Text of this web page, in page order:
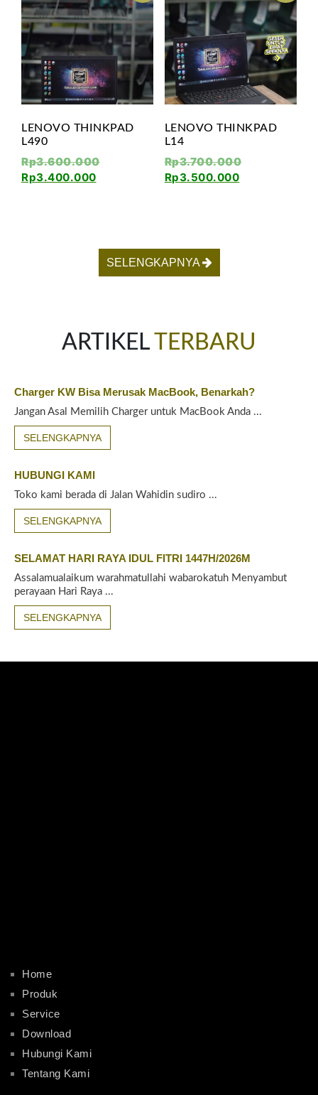
LENOVO THINKPAD
L490
Rp3.600.000
Rp3.400.000
LENOVO THINKPAD
L14
Rp3.700.000
Rp3.500.000
SELENGKAPNYA
ARTIKELTERBARU
Charger KW Bisa Merusak MacBook, Benarkah?
Jangan Asal Memilih Charger untuk MacBook Anda ...
SELENGKAPNYA
HUBUNGI KAMI
Toko kami berada di Jalan Wahidin sudiro ...
SELENGKAPNYA
SELAMAT HARI RAYA IDUL FITRI 1447H/2026M
Assalamualaikum warahmatullahi wabarokatuh Menyambut
perayaan Hari Raya ...
SELENGKAPNYA
Home
Produk
Service
Download
Hubungi Kami
Tentang Kami